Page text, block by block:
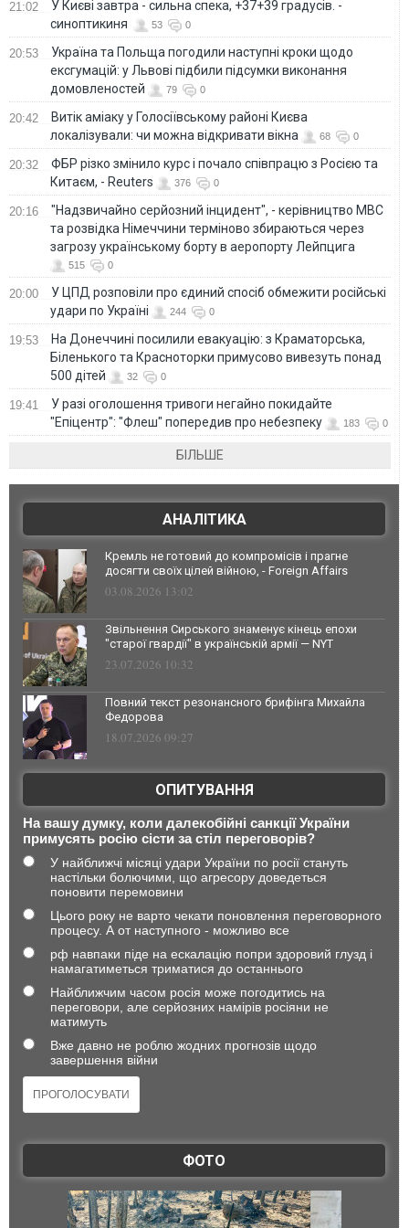
21:02
У Києві завтра - сильна спека, +37+39 градусів. -
синоптикиня
53 0
20:53
Україна та Польща погодили наступні кроки щодо
ексгумацій: у Львові підбили підсумки виконання
домовленостей
79 0
20:42
Витік аміаку у Голосіївському районі Києва
локалізували: чи можна відкривати вікна
68 0
20:32
ФБР різко змінило курс і почало співпрацю з Росією та
Китаєм, - Reuters
376 0
20:16
"Надзвичайно серйозний інцидент", - керівництво МВС
та розвідка Німеччини терміново збираються через
загрозу українському борту в аеропорту Лейпцига
515 0
20:00
У ЦПД розповіли про єдиний спосіб обмежити російські
удари по Україні
244 0
19:53
На Донеччині посилили евакуацію: з Краматорська,
Біленького та Красноторки примусово вивезуть понад
500 дітей
32 0
19:41
У разі оголошення тривоги негайно покидайте
"Епіцентр": "Флеш" попередив про небезпеку
183 0
БІЛЬШЕ
АНАЛІТИКА
Кремль не готовий до компромісів і прагне
досягти своїх цілей війною, - Foreign Affairs
03.08.2026 13:02
Звільнення Сирського знаменує кінець епохи
"старої гвардії" в українській армії — NYT
23.07.2026 10:32
Повний текст резонансного брифінга Михайла
Федорова
18.07.2026 09:27
ОПИТУВАННЯ
На вашу думку, коли далекобійні санкції України
примусять росію сісти за стіл переговорів?
У найближчі місяці удари України по росії стануть
настільки болючими, що агресору доведеться
поновити перемовини
Цього року не варто чекати поновлення переговорного
процесу. А от наступного - можливо все
рф навпаки піде на ескалацію попри здоровий глузд і
намагатиметься триматися до останнього
Найближчим часом росія може погодитись на
переговори, але серйозних намірів росіяни не
матимуть
Вже давно не роблю жодних прогнозів щодо
завершення війни
ФОТО